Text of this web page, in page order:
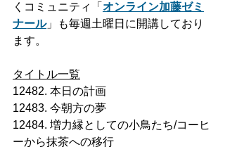
くコミュニティ「 オンライン加藤ゼミ
ナール」も毎週土曜日に開講しており
ます。
タイトル一覧
12482. 本日の計画
12483. 今朝方の夢
12484. 増力縁としての小鳥たち/コーヒ
ーから抹茶への移行